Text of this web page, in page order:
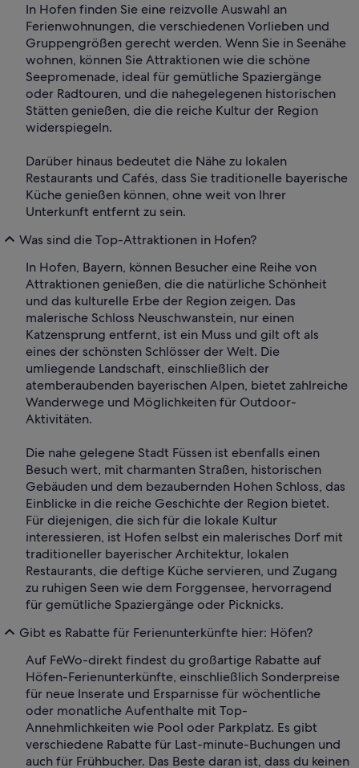
In Hofen finden Sie eine reizvolle Auswahl an
Ferienwohnungen, die verschiedenen Vorlieben und
Gruppengrößen gerecht werden. Wenn Sie in Seenähe
wohnen, können Sie Attraktionen wie die schöne
Seepromenade, ideal für gemütliche Spaziergänge
oder Radtouren, und die nahegelegenen historischen
Stätten genießen, die die reiche Kultur der Region
widerspiegeln.
Darüber hinaus bedeutet die Nähe zu lokalen
Restaurants und Cafés, dass Sie traditionelle bayerische
Küche genießen können, ohne weit von Ihrer
Unterkunft entfernt zu sein.
Was sind die Top-Attraktionen in Hofen?
In Hofen, Bayern, können Besucher eine Reihe von
Attraktionen genießen, die die natürliche Schönheit
und das kulturelle Erbe der Region zeigen. Das
malerische Schloss Neuschwanstein, nur einen
Katzensprung entfernt, ist ein Muss und gilt oft als
eines der schönsten Schlösser der Welt. Die
umliegende Landschaft, einschließlich der
atemberaubenden bayerischen Alpen, bietet zahlreiche
Wanderwege und Möglichkeiten für Outdoor-
Aktivitäten.
Die nahe gelegene Stadt Füssen ist ebenfalls einen
Besuch wert, mit charmanten Straßen, historischen
Gebäuden und dem bezaubernden Hohen Schloss, das
Einblicke in die reiche Geschichte der Region bietet.
Für diejenigen, die sich für die lokale Kultur
interessieren, ist Hofen selbst ein malerisches Dorf mit
traditioneller bayerischer Architektur, lokalen
Restaurants, die deftige Küche servieren, und Zugang
zu ruhigen Seen wie dem Forggensee, hervorragend
für gemütliche Spaziergänge oder Picknicks.
Gibt es Rabatte für Ferienunterkünfte hier: Höfen?
Auf FeWo-direkt findest du großartige Rabatte auf
Höfen-Ferienunterkünfte, einschließlich Sonderpreise
für neue Inserate und Ersparnisse für wöchentliche
oder monatliche Aufenthalte mit Top-
Annehmlichkeiten wie Pool oder Parkplatz. Es gibt
verschiedene Rabatte für Last-minute-Buchungen und
auch für Frühbucher. Das Beste daran ist, dass du keinen